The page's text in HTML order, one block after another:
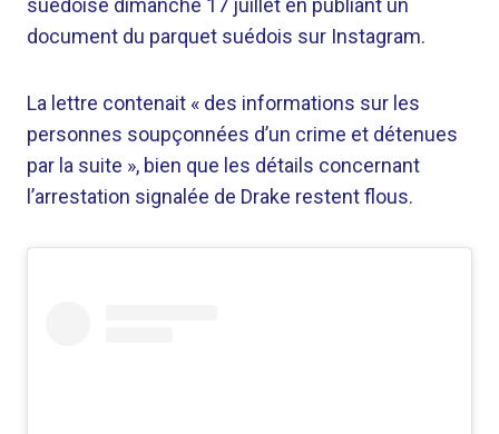
suédoise dimanche 17 juillet en publiant un
document du parquet suédois sur Instagram.
La lettre contenait « des informations sur les
personnes soupçonnées d’un crime et détenues
par la suite », bien que les détails concernant
l’arrestation signalée de Drake restent flous.